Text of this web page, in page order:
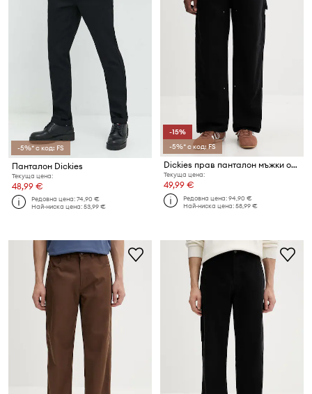
-5%* с код: FS
Панталон Dickies
Текуща цена:
48,99 €
Редовна цена:74,90 €
Най-ниска цена:53,99 €
-15%
-5%* с код: FS
Dickies прав панталон мъжки от деним
Текуща цена:
49,99 €
Редовна цена:94,90 €
Най-ниска цена:58,99 €